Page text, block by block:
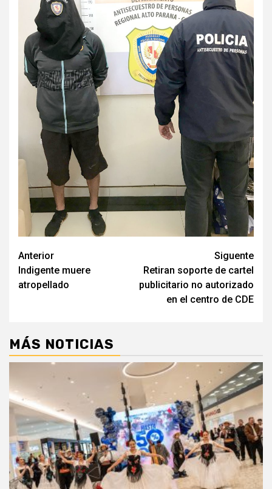
Navegación
de
Anterior
Indigente muere
atropellado
Siguente
Retiran soporte de cartel
publicitario no autorizado
en el centro de CDE
MÁS NOTICIAS